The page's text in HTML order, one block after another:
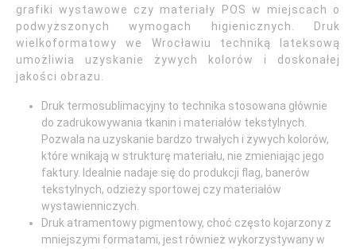
grafiki wystawowe czy materiały POS w miejscach o
podwyższonych wymogach higienicznych. Druk
wielkoformatowy we Wrocławiu techniką lateksową
umożliwia uzyskanie żywych kolorów i doskonałej
jakości obrazu.
Druk termosublimacyjny to technika stosowana głównie
do zadrukowywania tkanin i materiałów tekstylnych.
Pozwala na uzyskanie bardzo trwałych i żywych kolorów,
które wnikają w strukturę materiału, nie zmieniając jego
faktury. Idealnie nadaje się do produkcji flag, banerów
tekstylnych, odzieży sportowej czy materiałów
wystawienniczych.
Druk atramentowy pigmentowy, choć często kojarzony z
mniejszymi formatami, jest również wykorzystywany w